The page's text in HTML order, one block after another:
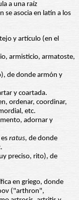
a una raíz
se asocia en latín a los
y artículo (en el
armisticio, armatoste,
de donde armón y
y coartada.
ordenar, coordinar,
etc.
adornar y
ratus, de donde
preciso, rito), de
en griego, donde
("arthron",